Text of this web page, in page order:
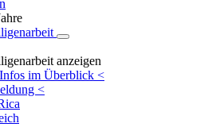
anzeigen
im Überblick <
<